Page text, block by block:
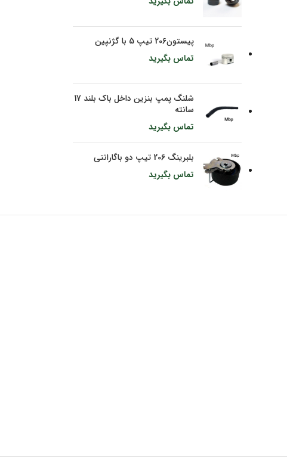
پیستون206 تیپ 5 با گژنپین
تماس بگیرید
شلنگ پمپ بنزین داخل باک بلند 17
سانته
تماس بگیرید
بلبرینگ 206 تیپ دو باگارانتی
تماس بگیرید